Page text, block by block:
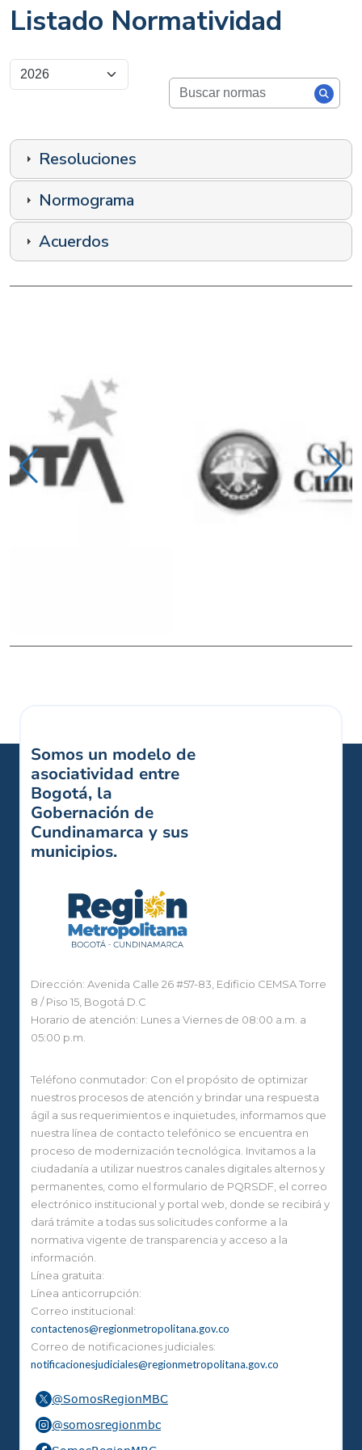
Listado Normatividad
Resoluciones
Normograma
Acuerdos
Somos un modelo de
asociatividad entre
Bogotá, la
Gobernación de
Cundinamarca y sus
municipios.
Dirección: Avenida Calle 26 #57-83, Edificio CEMSA Torre
8 / Piso 15, Bogotá D.C
Horario de atención: Lunes a Viernes de 08:00 a.m. a
05:00 p.m.
Teléfono conmutador: Con el propósito de optimizar
nuestros procesos de atención y brindar una respuesta
ágil a sus requerimientos e inquietudes, informamos que
nuestra línea de contacto telefónico se encuentra en
proceso de modernización tecnológica. Invitamos a la
ciudadanía a utilizar nuestros canales digitales alternos y
permanentes, como el formulario de PQRSDF, el correo
electrónico institucional y portal web, donde se recibirá y
dará trámite a todas sus solicitudes conforme a la
normativa vigente de transparencia y acceso a la
información.
Línea gratuita:
Línea anticorrupción:
Correo institucional:
contactenos@regionmetropolitana.gov.co
Correo de notificaciones judiciales:
notificacionesjudiciales@regionmetropolitana.gov.co
@SomosRegionMBC
@somosregionmbc